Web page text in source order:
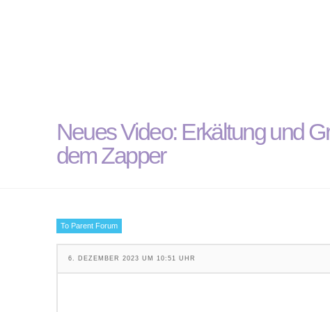
Neues Video: Erkältung und
dem Zapper
To Parent Forum
6. DEZEMBER 2023 UM 10:51 UHR